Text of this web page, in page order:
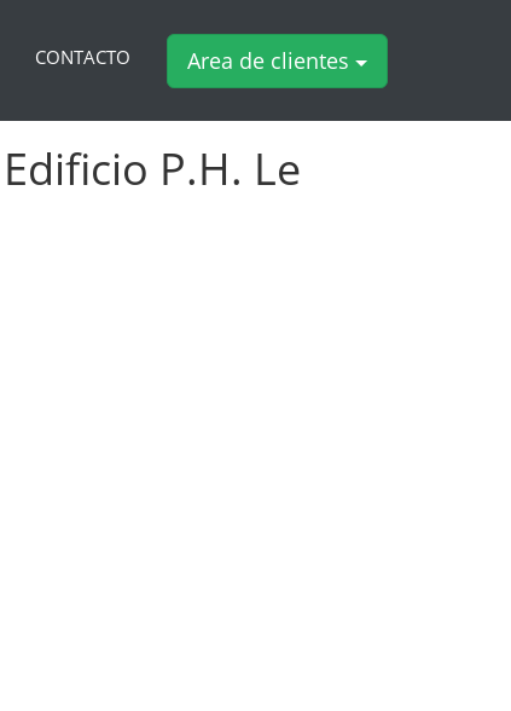
CONTACTO Area de clientes
P.H. Le